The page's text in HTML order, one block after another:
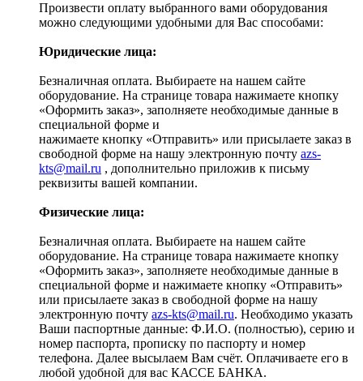
Произвести оплату выбранного вами оборудования
можно следующими удобными для Вас способами:
Юридические лица:
Безналичная оплата. Выбираете на нашем сайте
оборудование. На странице товара нажимаете кнопку
«Оформить заказ», заполняете необходимые данные в
специальной форме и
нажимаете кнопку «Отправить» или присылаете заказ в
свободной форме на нашу электронную почту azs-
kts@mail.ru , дополнительно приложив к письму
реквизиты вашей компании.
Физические лица:
Безналичная оплата. Выбираете на нашем сайте
оборудование. На странице товара нажимаете кнопку
«Оформить заказ», заполняете необходимые данные в
специальной форме и нажимаете кнопку «Отправить»
или присылаете заказ в свободной форме на нашу
электронную почту azs-kts@mail.ru. Необходимо указать
Ваши паспортные данные: Ф.И.О. (полностью), серию и
номер паспорта, прописку по паспорту и номер
телефона. Далее высылаем Вам счёт. Оплачиваете его в
любой удобной для вас КАССЕ БАНКА.